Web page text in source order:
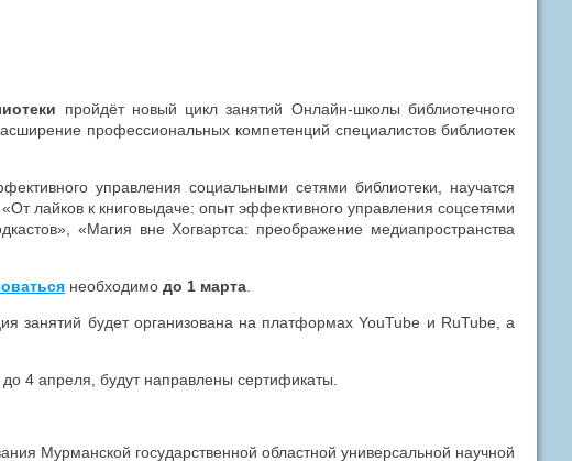
пройдёт новый цикл занятий Онлайн-школы библиотечного
профессиональных компетенций специалистов библиотек
управления социальными сетями библиотеки, научатся
лайков к книговыдаче: опыт эффективного управления соцсетями
«Магия вне Хогвартса: преображение медиапространства
необходимо до 1 марта
занятий будет организована на платформах YouTube и RuTube, а
4 апреля, будут направлены сертификаты.
Мурманской государственной областной универсальной научной